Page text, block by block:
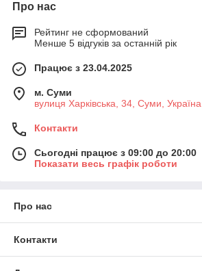
Про нас
Рейтинг не сформований
Менше 5 відгуків за останній рік
Працює з 23.04.2025
м. Суми
вулиця Харківська, 34, Суми, Україна
Контакти
Сьогодні працює з 09:00 до 20:00
Показати весь графік роботи
Про нас
Контакти